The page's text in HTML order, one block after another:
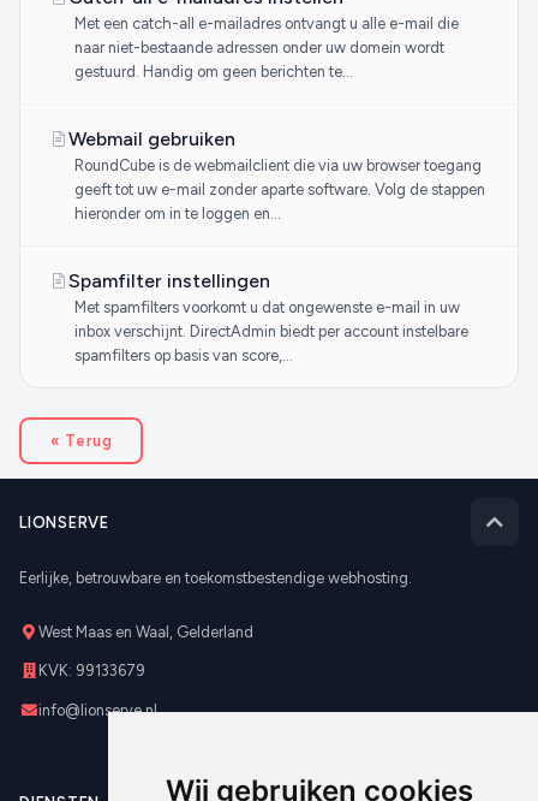
Wij gebruiken cookies
Met een catch-all e-mailadres ontvangt u alle e-mail die
naar niet-bestaande adressen onder uw domein wordt
gestuurd. Handig om geen berichten te...
Webmail gebruiken
RoundCube is de webmailclient die via uw browser toegang
geeft tot uw e-mail zonder aparte software. Volg de stappen
hieronder om in te loggen en...
Spamfilter instellingen
Met spamfilters voorkomt u dat ongewenste e-mail in uw
inbox verschijnt. DirectAdmin biedt per account instelbare
spamfilters op basis van score,...
« Terug
LIONSERVE
Eerlijke, betrouwbare en toekomstbestendige webhosting.
West Maas en Waal, Gelderland
KVK: 99133679
info@lionserve.nl